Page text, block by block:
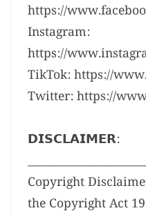
https://
Instagram:
https://
TikTok: https://
Twitter: https://
𝗗𝗜𝗦𝗖𝗟𝗔𝗜𝗠𝗘𝗥:
Copyright
the Copyright Act